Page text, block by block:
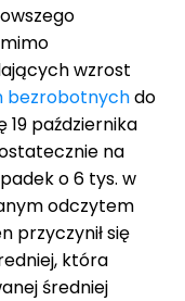
wzrost
bezrobotnychdo
19 października
na
o 6 tys. w
odczytem
przyczynił się
która
średniej